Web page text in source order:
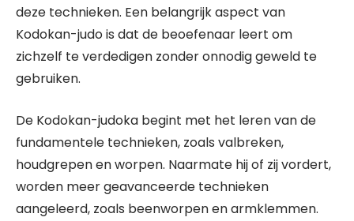
deze technieken. Een belangrijk aspect van
Kodokan-judo is dat de beoefenaar leert om
zichzelf te verdedigen zonder onnodig geweld te
gebruiken.
De Kodokan-judoka begint met het leren van de
fundamentele technieken, zoals valbreken,
houdgrepen en worpen. Naarmate hij of zij vordert,
worden meer geavanceerde technieken
aangeleerd, zoals beenworpen en armklemmen.